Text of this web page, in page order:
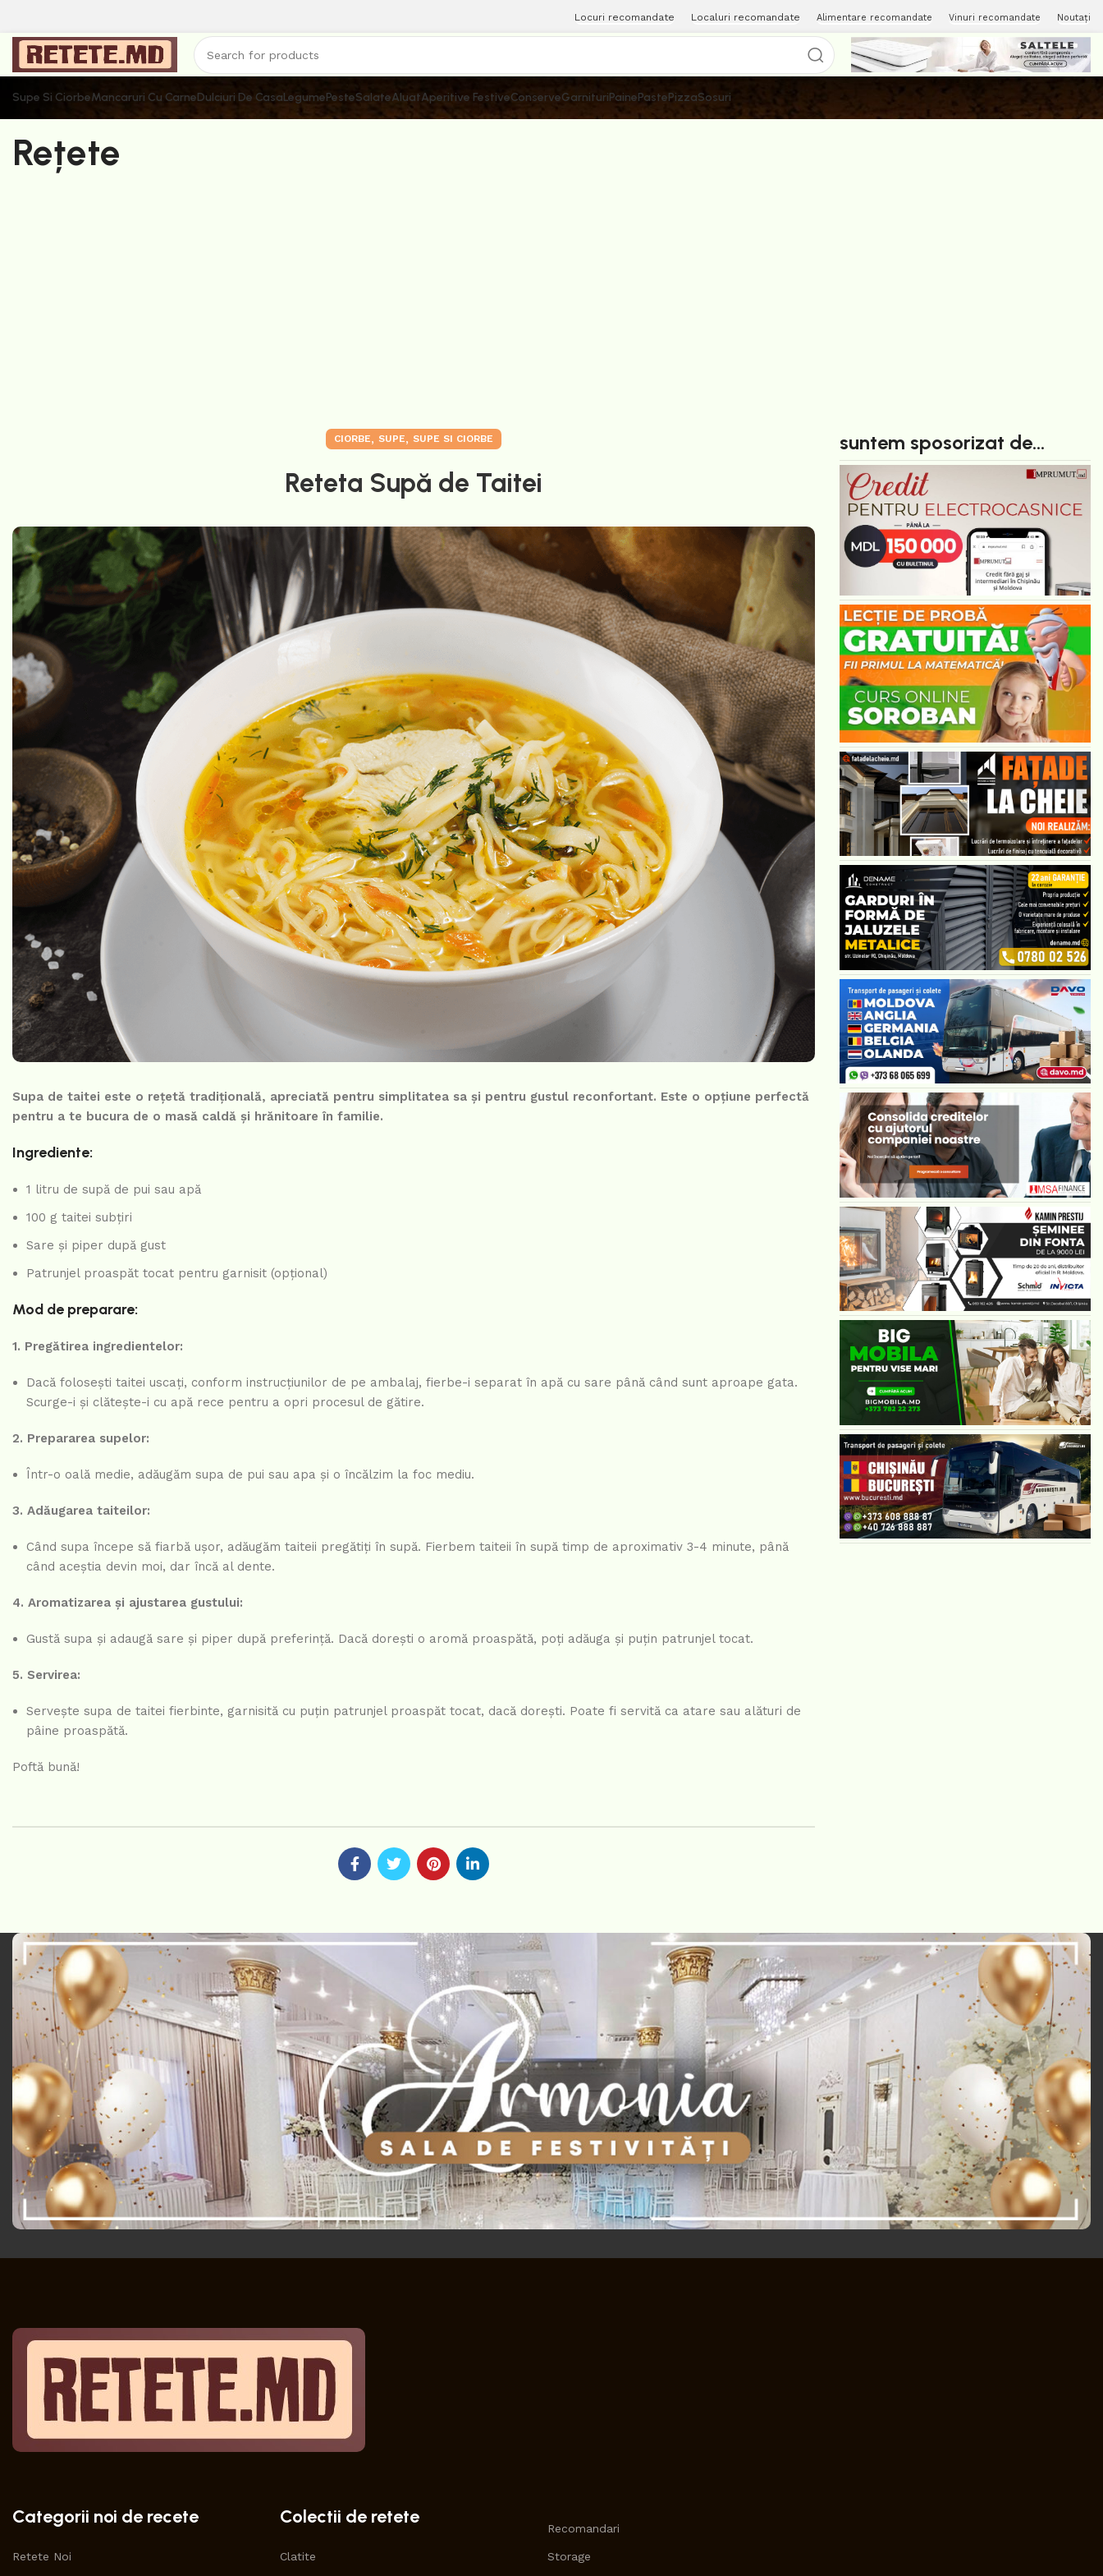
Locuri recomandate Localuri recomandate Alimentare recomandate Vinuri recomandate Noutați
Supe Si CiorbeMancaruri Cu CarneDulciuri De CasaLegumePesteSalateAluatAperitive FestiveConserveGarnituriPainePastePizzaSosuri
Rețete
CIORBE, SUPE, SUPE SI CIORBE
Reteta Supă de Taitei
Supa de taitei este o rețetă tradițională, apreciată pentru simplitatea sa și pentru gustul reconfortant. Este o opțiune perfectă
pentru a te bucura de o masă caldă și hrănitoare în familie.
Ingrediente:
1 litru de supă de pui sau apă
100 g taitei subțiri
Sare și piper după gust
Patrunjel proaspăt tocat pentru garnisit (opțional)
Mod de preparare:
1. Pregătirea ingredientelor:
Dacă folosești taitei uscați, conform instrucțiunilor de pe ambalaj, fierbe-i separat în apă cu sare până când sunt aproape gata.
Scurge-i și clătește-i cu apă rece pentru a opri procesul de gătire.
2. Prepararea supelor:
Într-o oală medie, adăugăm supa de pui sau apa și o încălzim la foc mediu.
3. Adăugarea taiteilor:
Când supa începe să fiarbă ușor, adăugăm taiteii pregătiți în supă. Fierbem taiteii în supă timp de aproximativ 3-4 minute, până
când aceștia devin moi, dar încă al dente.
4. Aromatizarea și ajustarea gustului:
Gustă supa și adaugă sare și piper după preferință. Dacă dorești o aromă proaspătă, poți adăuga și puțin patrunjel tocat.
5. Servirea:
Servește supa de taitei fierbinte, garnisită cu puțin patrunjel proaspăt tocat, dacă dorești. Poate fi servită ca atare sau alături de
pâine proaspătă.
Poftă bună!
suntem sposorizat de...
Categorii noi de recete
Retete Noi
Colectii de retete
Clatite
Recomandari
Storage